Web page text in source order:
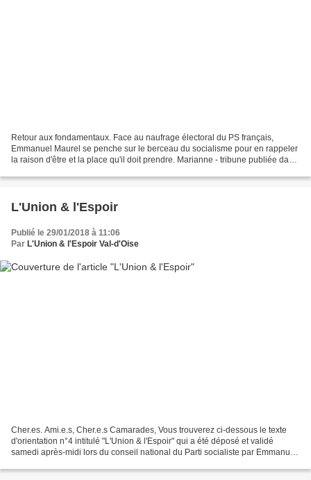
Retour aux fondamentaux. Face au naufrage électoral du PS français,
Emmanuel Maurel se penche sur le berceau du socialisme pour en rappeler
la raison d'être et la place qu'il doit prendre. Marianne - tribune publiée dans
L'Union & l'Espoir
Publié le 29/01/2018 à 11:06
Par L'Union & l'Espoir Val-d'Oise
Cher.es. Ami.e.s, Cher.e.s Camarades, Vous trouverez ci-dessous le texte
d'orientation n°4 intitulé "L'Union & l'Espoir" qui a été déposé et validé
samedi après-midi lors du conseil national du Parti socialiste par Emmanuel